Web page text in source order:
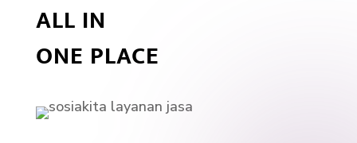
ALL IN
ONE PLACE